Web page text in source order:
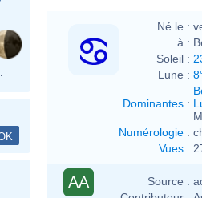
Né le :
à :
Soleil :
Lune :
Dominantes :
Numérologie :
Vues :
AA Source :